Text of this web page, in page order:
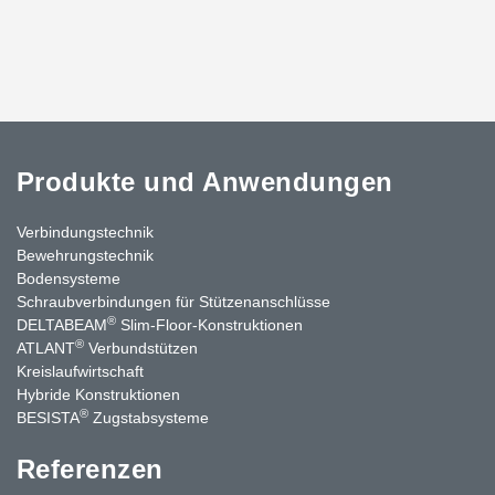
Produkte und Anwendungen
Verbindungstechnik
Bewehrungstechnik
Bodensysteme
Schraubverbindungen für Stützen­anschlüsse
DELTABEAM® Slim-Floor-Konstruktionen
ATLANT® Verbundstützen
Kreislaufwirtschaft
Hybride Konstruktionen
BESISTA® Zugstabsysteme
Referenzen